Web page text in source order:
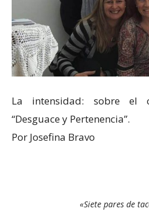
La intensidad: sobre el
“Desguace y Pertenencia”.
Por Josefina Bravo
«Siete pares de